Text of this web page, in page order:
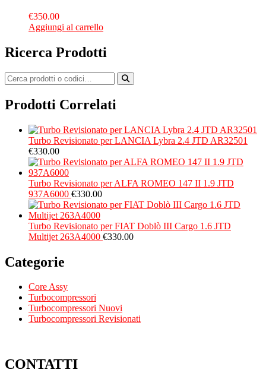
€350.00
Aggiungi al carrello
Ricerca Prodotti
Prodotti Correlati
Turbo Revisionato per LANCIA Lybra 2.4 JTD AR32501
€330.00
Turbo Revisionato per ALFA ROMEO 147 II 1.9 JTD
937A6000 €330.00
Turbo Revisionato per FIAT Doblò III Cargo 1.6 JTD
Multijet 263A4000 €330.00
Categorie
Core Assy
Turbocompressori
Turbocompressori Nuovi
Turbocompressori Revisionati
CONTATTI